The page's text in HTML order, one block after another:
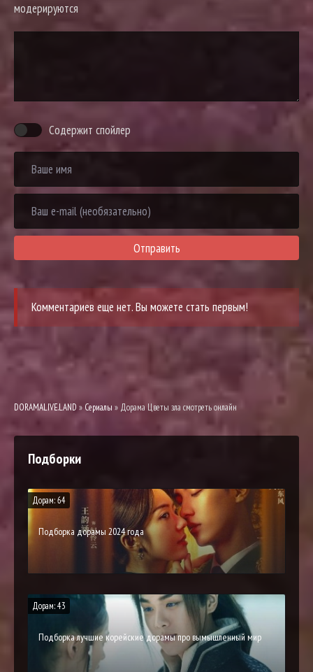
модерируются
Содержит спойлер
Отправить
Комментариев еще нет. Вы можете стать первым!
DORAMALIVE.LAND » Сериалы » Дорама Цветы зла смотреть онлайн
Подборки
Дорам: 64
Подборка дорамы 2024 года
Дорам: 43
Подборка лучшие корейские дорамы про вымышленный мир